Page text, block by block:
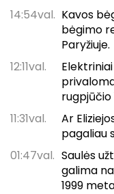
14:54val. Kavos
bėgimo
Paryžiuje.
12:11val.
rugpjūčio
11:31val.
Ar
pagaliau
01:47val. Saulės
galima
1999